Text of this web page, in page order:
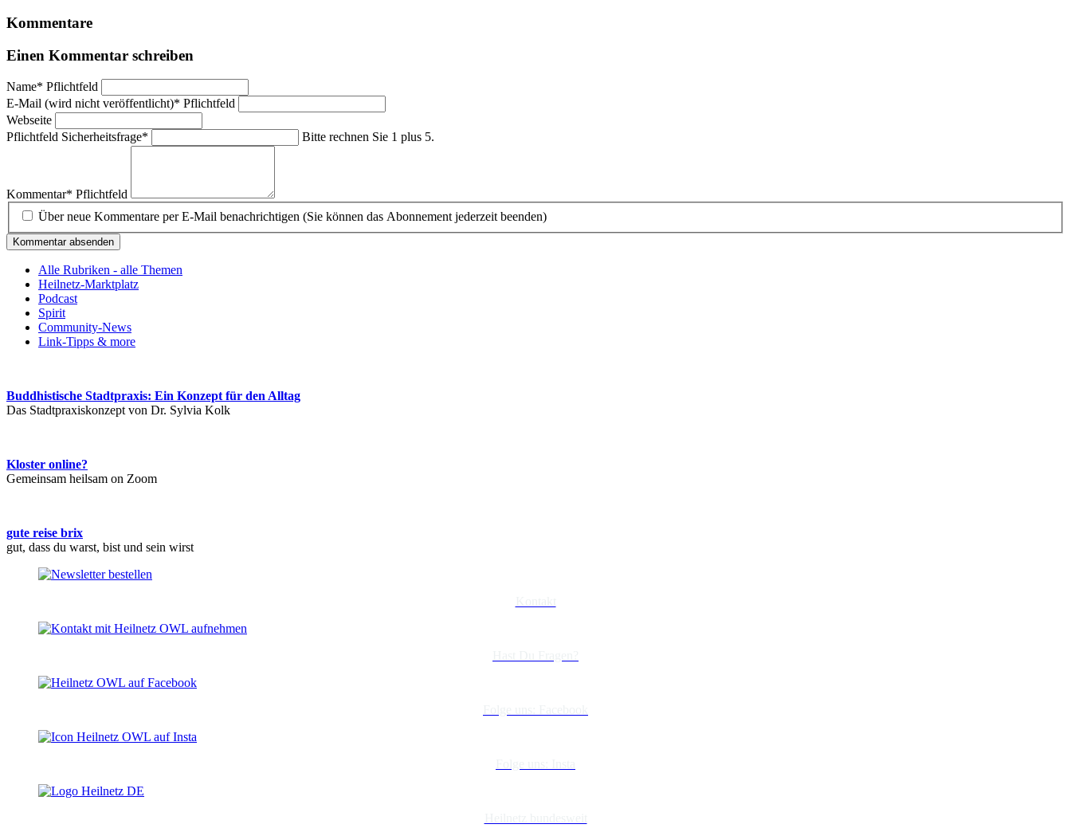
Kommentare
Einen Kommentar schreiben
Name* Pflichtfeld
E-Mail (wird nicht veröffentlicht)* Pflichtfeld
Webseite
Pflichtfeld Sicherheitsfrage* Bitte rechnen Sie 1 plus 5.
Kommentar* Pflichtfeld
Über neue Kommentare per E-Mail benachrichtigen (Sie können das Abonnement jederzeit beenden)
Kommentar absenden
Alle Rubriken - alle Themen
Heilnetz-Marktplatz
Podcast
Spirit
Community-News
Link-Tipps & more
Buddhistische Stadtpraxis: Ein Konzept für den Alltag
Das Stadtpraxiskonzept von Dr. Sylvia Kolk
Kloster online?
Gemeinsam heilsam on Zoom
gute reise brix
gut, dass du warst, bist und sein wirst